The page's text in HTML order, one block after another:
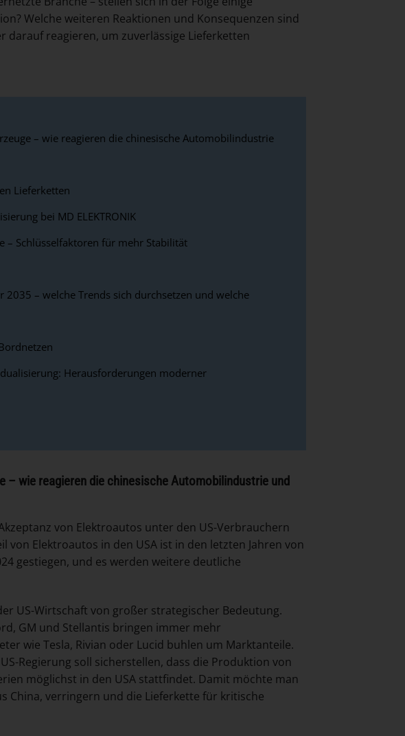
Welche weiteren Reaktionen und Konsequenzen sind
darauf reagieren, um zuverlässige Lieferketten
– wie reagieren die chinesische Automobilindustrie
Lieferketten
bei MD ELEKTRONIK
Schlüsselfaktoren für mehr Stabilität
– welche Trends sich durchsetzen und welche
Herausforderungen moderner
– wie reagieren die chinesische Automobilindustrie und
von Elektroautos unter den US-Verbrauchern
Elektroautos in den USA ist in den letzten Jahren von
gestiegen, und es werden weitere deutliche
US-Wirtschaft von großer strategischer Bedeutung.
GM und Stellantis bringen immer mehr
wie Tesla, Rivian oder Lucid buhlen um Marktanteile.
Regierung soll sicherstellen, dass die Produktion von
möglichst in den USA stattfindet. Damit möchte man
China, verringern und die Lieferkette für kritische